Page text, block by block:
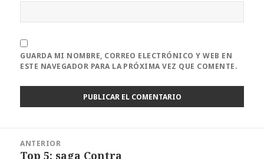
GUARDA MI NOMBRE, CORREO ELECTRÓNICO Y WEB EN
ESTE NAVEGADOR PARA LA PRÓXIMA VEZ QUE COMENTE.
ANTERIOR
Entrada
Top 5: saga Contra